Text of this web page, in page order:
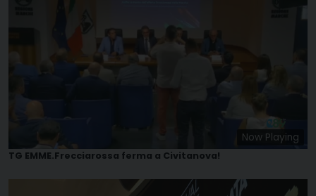
Now Playing
TG EMME.Frecciarossa ferma a Civitanova!